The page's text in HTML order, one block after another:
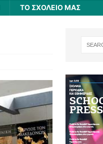
ΤΟ ΣΧΟΛΕΙΟ ΜΑΣ